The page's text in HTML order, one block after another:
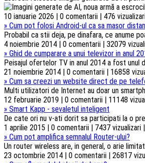
10 ianuarie 2026 | 0 comentarii | 476
» Cum pot folosi Android-ul ca sa masor
Probabil ca stii deja, pe dinafara, ce anume
4 noiembrie 2014 | 0 comentarii | 32079
» Ghid de cumparare a unui televizor in anul
Peisajul ofertelor TV in anul 2014 a fost unul
21 noiembrie 2014 | 0 comentarii | 16858
» Cum sa creezi un website direct de pe
Multi utilizatori de Internet au doar un
12 februarie 2019 | 0 comentarii | 11148
» Smart Kapp - sevaletul inteligent
De cate ori nu v-ati dorit sa participati la o
1 aprilie 2015 | 0 comentarii | 7437 vizualizari
» Cum pot amplifica semnalul Router-ului?
Un router wireless are, in general, o arie
23 octombrie 2014 | 0 comentarii | 26817